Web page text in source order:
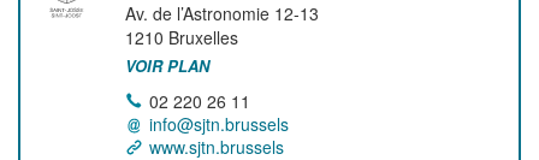
Av. de l’Astronomie 12-13
1210 Bruxelles
VOIR PLAN
02 220 26 11
info@sjtn.brussels
www.sjtn.brussels